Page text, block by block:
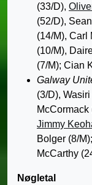
(33/D),
(52/D),
(14/M), Carl
(10/M),
(7/M); Cian
Galway
(3/D),
Jimmy
Bolger (8/
McCarthy
Nøgletal